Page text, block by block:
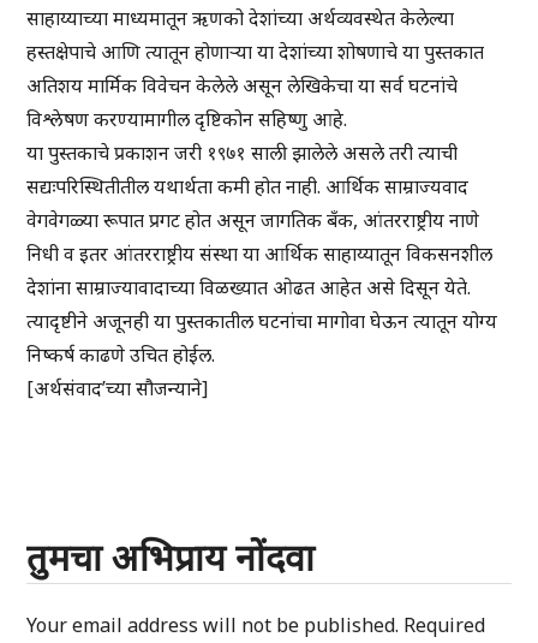
साहाय्याच्या माध्यमातून ऋणको देशांच्या अर्थव्यवस्थेत केलेल्या
हस्तक्षेपाचे आणि त्यातून होणाऱ्या या देशांच्या शोषणाचे या पुस्तकात
अतिशय मार्मिक विवेचन केलेले असून लेखिकेचा या सर्व घटनांचे
विश्लेषण करण्यामागील दृष्टिकोन सहिष्णु आहे.
या पुस्तकाचे प्रकाशन जरी १९७१ साली झालेले असले तरी त्याची
सद्यःपरिस्थितीतील यथार्थता कमी होत नाही. आर्थिक साम्राज्यवाद
वेगवेगळ्या रूपात प्रगट होत असून जागतिक बँक, आंतरराष्ट्रीय नाणे
निधी व इतर आंतरराष्ट्रीय संस्था या आर्थिक साहाय्यातून विकसनशील
देशांना साम्राज्यावादाच्या विळख्यात ओढत आहेत असे दिसून येते.
त्यादृष्टीने अजूनही या पुस्तकातील घटनांचा मागोवा घेऊन त्यातून योग्य
निष्कर्ष काढणे उचित होईल.
[अर्थसंवाद’च्या सौजन्याने]
तुमचा अभिप्राय नोंदवा
Your email address will not be published. Required